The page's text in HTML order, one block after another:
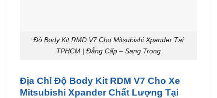
Độ Body Kit RMD V7 Cho Mitsubishi Xpander Tại
TPHCM | Đẳng Cấp – Sang Trọng
Địa Chỉ Độ Body Kit RDM V7 Cho Xe
Mitsubishi Xpander Chất Lượng Tại